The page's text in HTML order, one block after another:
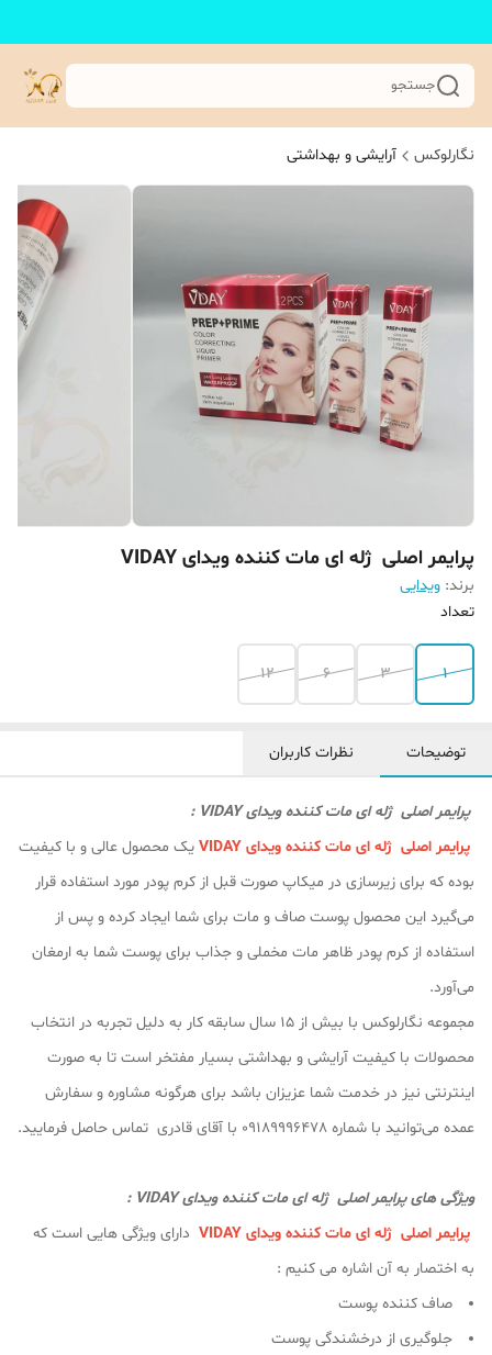
جستجو
نگارلوکس آرایشی و بهداشتی
پرایمر اصلی ژله ای مات کننده ویدای VIDAY
برند: ویدایی
تعداد
1
3
6
12
توضیحات نظرات کاربران
پرایمر اصلی ژله ای مات کننده ویدای VIDAY :
پرایمر اصلی ژله ای مات کننده ویدای VIDAY
یک محصول عالی و با کیفیت
بوده که برای زیرسازی در میکاپ صورت قبل از کرم پودر مورد استفاده قرار
می‌گیرد این محصول پوست صاف و مات برای شما ایجاد کرده و پس از
استفاده از کرم پودر ظاهر مات مخملی و جذاب برای پوست شما به ارمغان
می‌آورد.
مجموعه نگارلوکس با بیش از ۱۵ سال سابقه کار به دلیل تجربه در انتخاب
محصولات با کیفیت آرایشی و بهداشتی بسیار مفتخر است تا به صورت
اینترنتی نیز در خدمت شما عزیزان باشد برای هرگونه مشاوره و سفارش
عمده می‌توانید با شماره 09189996478 با آقای قادری تماس حاصل فرمایید.
ویژگی های پرایمر اصلی ژله ای مات کننده ویدای VIDAY :
پرایمر اصلی ژله ای مات کننده ویدای VIDAY
دارای ویژگی هایی است که
به اختصار به آن اشاره می کنیم :
صاف کننده پوست
جلوگیری از درخشندگی پوست